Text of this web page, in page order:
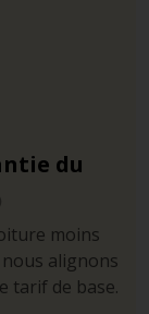
du
moins
alignons
tarif de base.